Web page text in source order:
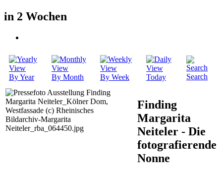
in 2 Wochen
By Year By Month By Week Today Search
Finding
Margarita
Neiteler - Die
fotografierende
Nonne